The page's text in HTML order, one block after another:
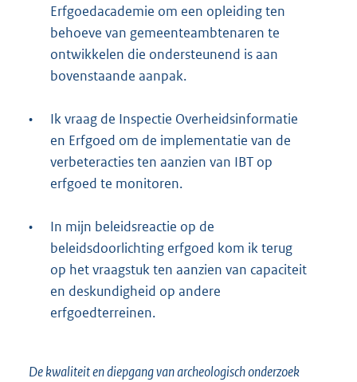
Erfgoedacademie om een opleiding ten
behoeve van gemeenteambtenaren te
ontwikkelen die ondersteunend is aan
bovenstaande aanpak.
•
Ik vraag de Inspectie Overheidsinformatie
en Erfgoed om de implementatie van de
verbeteracties ten aanzien van IBT op
erfgoed te monitoren.
•
In mijn beleidsreactie op de
beleidsdoorlichting erfgoed kom ik terug
op het vraagstuk ten aanzien van capaciteit
en deskundigheid op andere
erfgoedterreinen.
De kwaliteit en diepgang van archeologisch onderzoek